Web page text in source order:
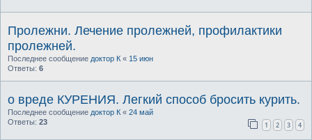
Пролежни. Лечение пролежней, профилактики
пролежней.
Последнее сообщение доктор К « 15 июн
Ответы: 6
о вреде КУРЕНИЯ. Легкий способ бросить курить.
Последнее сообщение доктор К « 24 май
Ответы: 23 1 2 3 4